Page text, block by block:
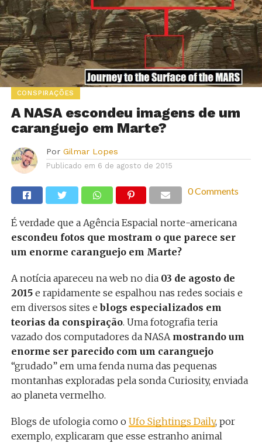
CONSPIRAÇÕES
A NASA escondeu imagens de um
caranguejo em Marte?
Por Gilmar Lopes
Publicado em 6 de agosto de 2015
0 Comments
É verdade que a Agência Espacial norte-americana
escondeu fotos que mostram o que parece ser
um enorme caranguejo em Marte?
A notícia apareceu na web no dia 03 de agosto de
2015e rapidamente se espalhou nas redes sociais e
em diversos sites eblogs especializados em
teorias da conspiração. Uma fotografia teria
vazado dos computadores da NASA mostrando um
enorme ser parecido com um caranguejo
“grudado” em uma fenda numa das pequenas
montanhas exploradas pela sonda Curiosity, enviada
ao planeta vermelho.
Blogs de ufologia como o Ufo Sightings Daily, por
exemplo, explicaram que esse estranho animal